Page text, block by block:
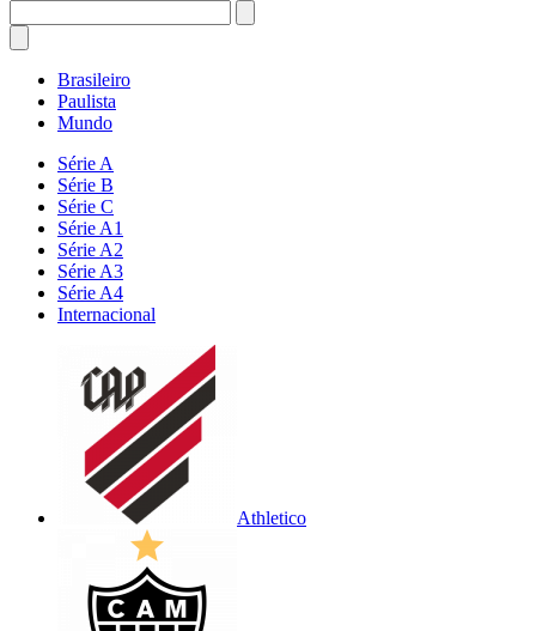
Brasileiro
Paulista
Mundo
Série A
Série B
Série C
Série A1
Série A2
Série A3
Série A4
Internacional
Athletico